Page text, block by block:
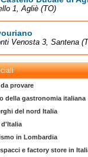
1, Agliè (TO)
Venosta 3, Santena
provare
della gastronomia italiana
del nord Italia
d'Italia
in Lombardia
e factory store in